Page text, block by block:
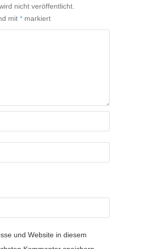
nicht veröffentlicht.
mit * markiert
und Website in diesem